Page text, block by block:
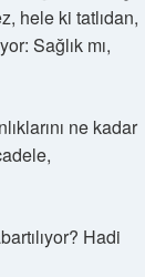
hele ki tatlıdan,
Sağlık mı,
ne kadar
Hadi